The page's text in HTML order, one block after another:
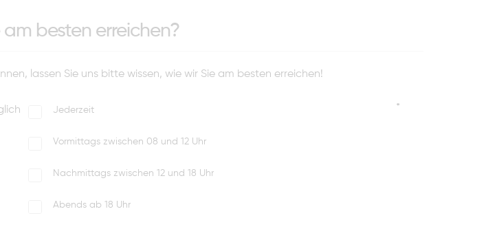
besten erreichen?
lassen Sie uns bitte wissen, wie wir Sie am besten erreichen!
Jederzeit
Vormittags zwischen 08 und 12 Uhr
Nachmittags zwischen 12 und 18 Uhr
Abends ab 18 Uhr
*